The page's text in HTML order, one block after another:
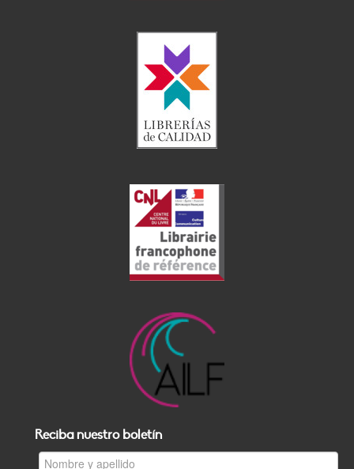
Reciba nuestro boletín